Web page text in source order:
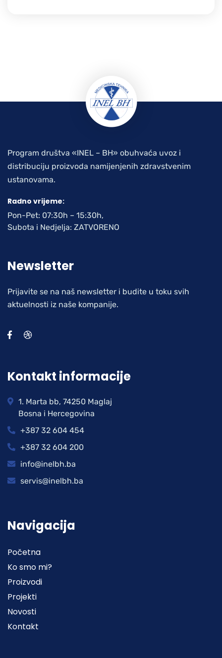
Program društva «INEL – BH» obuhvaća uvoz i
distribuciju proizvoda namijenjenih zdravstvenim
ustanovama.
Radno vrijeme:
Pon-Pet: 07:30h – 15:30h,
Subota i Nedjelja: ZATVORENO
Newsletter
Prijavite se na naš newsletter i budite u toku svih
aktuelnosti iz naše kompanije.
Kontakt informacije
1. Marta bb, 74250 Maglaj
Bosna i Hercegovina
+387 32 604 454
+387 32 604 200
info@inelbh.ba
servis@inelbh.ba
Navigacija
Početna
Ko smo mi?
Proizvodi
Projekti
Novosti
Kontakt